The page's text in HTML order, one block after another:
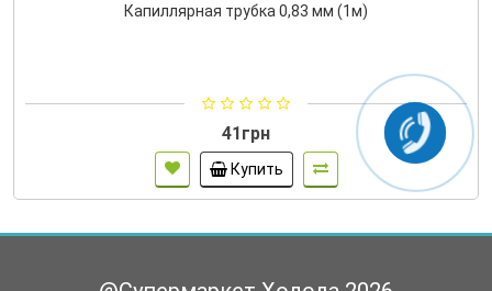
Капиллярная трубка 0,83 мм (1м)
41грн
Купить